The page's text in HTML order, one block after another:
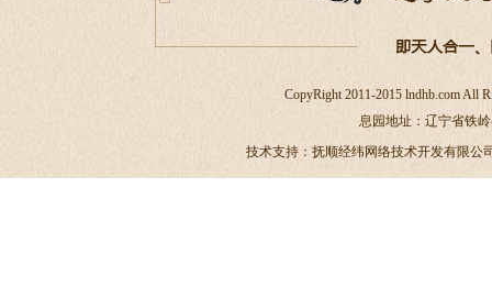
CopyRight 2011-2015 lndhb.com All
息园地址：辽宁省铁
技术支持： 抚顺经纬网络技术开发有限公